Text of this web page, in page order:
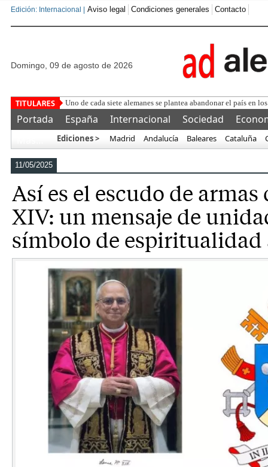
Edición: Internacional | Aviso legal Condiciones generales Contacto
domingo, 09 de agosto de 2026
L
Portada España Internacional Sociedad
Ediciones > Madrid Andalucía Baleares Cataluña
11/05/2025
Así es el escudo de armas
XIV: un mensaje de
símbolo de